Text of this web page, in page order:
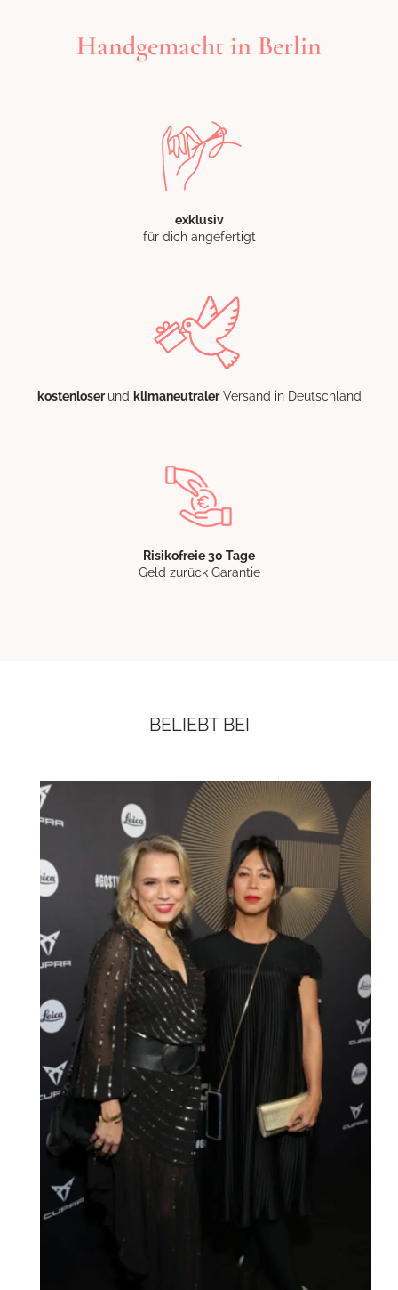
Handgemacht in Berlin
exklusiv
für dich angefertigt
kostenloserund klimaneutraler Versand in Deutschland
Risikofreie 30 Tage
Geld zurück Garantie
BELIEBT BEI